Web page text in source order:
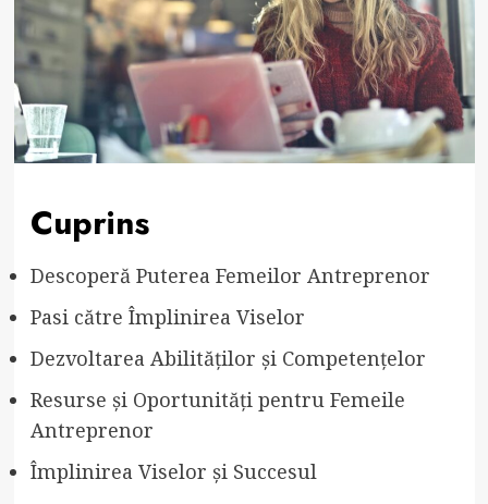
Cuprins
Descoperă Puterea Femeilor Antreprenor
Pasi către Împlinirea Viselor
Dezvoltarea Abilităților și Competențelor
Resurse și Oportunități pentru Femeile
Antreprenor
Împlinirea Viselor și Succesul